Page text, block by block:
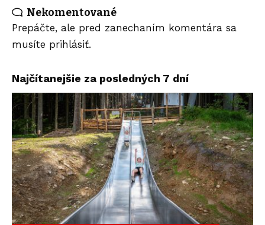
Nekomentované
Prepáčte, ale pred zanechaním komentára sa
musíte prihlásiť.
Najčítanejšie za posledných 7 dní